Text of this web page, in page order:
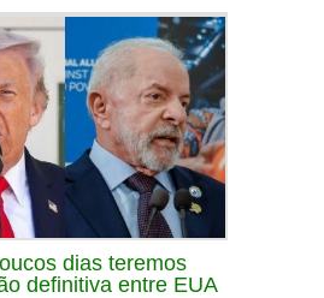
dias teremos
definitiva entre EUA